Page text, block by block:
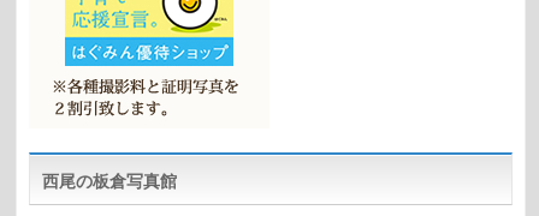
西尾の板倉写真館